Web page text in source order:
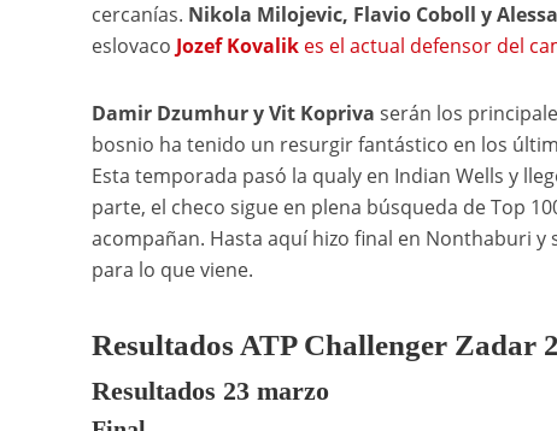
cercanías. Nikola Milojevic, Flavio Coboll y
eslovaco Jozef Kovalikes el actual defensor del
Damir Dzumhur y Vit Kopriva serán los
bosnio ha tenido un resurgir fantástico en los
Esta temporada pasó la qualy en Indian Wells y
parte, el checo sigue en plena búsqueda de Top
acompañan. Hasta aquí hizo final en Nonthaburi
para lo que viene.
Resultados ATP Challenger Zadar
Resultados 23 marzo